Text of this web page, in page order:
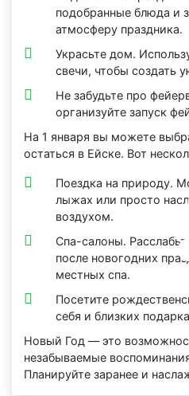
подобранные блюда и
атмосферу праздника.
Украсьте дом.
свечи, чтобы создать
Не забудьте про
организуйте запуск
На 1 января вы можете
остаться в Ейске. Вот
Поездка на природу.
лыжах или просто
воздухом.
Спа-салоны.
после новогодних
местных спа.
Посетите
себя и близких
Новый Год — это
незабываемые
Планируйте заранее и